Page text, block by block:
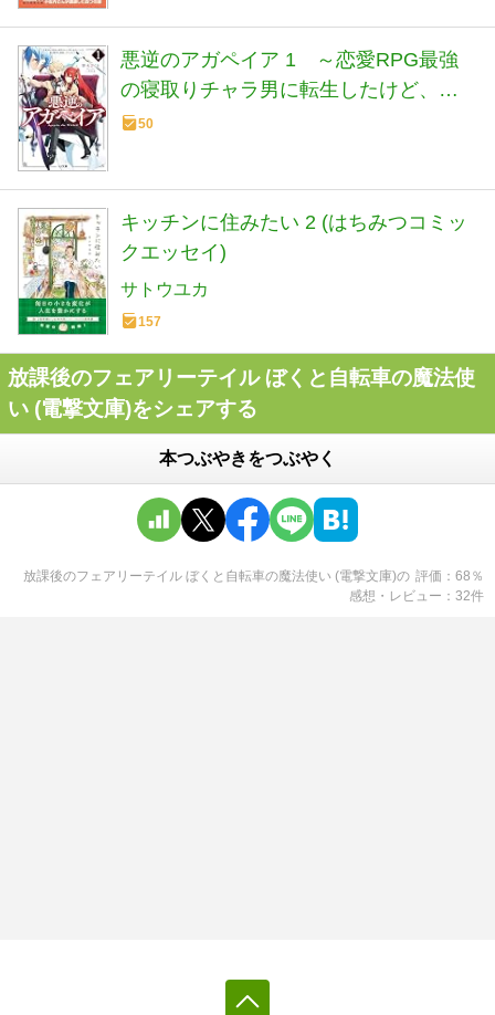
悪逆のアガペイア 1 ～恋愛RPG最強
の寝取りチャラ男に転生したけど、俺
は絶対に寝取ったりしない！～ (HJ文庫
50
キッチンに住みたい 2 (はちみつコミッ
クエッセイ)
サトウユカ
157
放課後のフェアリーテイル ぼくと自転車の魔法使
い (電撃文庫)をシェアする
本つぶやきをつぶやく
放課後のフェアリーテイル ぼくと自転車の魔法使い (電撃文庫)の 評価 68 ％
感想・レビュー
32件